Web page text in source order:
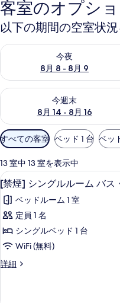
客室のオプシ
以下の期間の空室状
今夜
8月 8 - 8月 9
今夜 8月 8 - 8月 9 の空室状
今週末
8月 14 - 8月 16
今週末 8月 14 - 8月 16 の空
利
用
可
能
な
客
室
の
り
込
すべての客室 ベッド 1 台 ベッ
13 室中 13 室を表示中
[禁
煙]
シ
ン
グ
ル
8
[禁煙] シングルルーム バス
ベッドルーム 1 室
定員 1 名
シングルベッド 1 台
WiFi (無料)
詳細
[禁